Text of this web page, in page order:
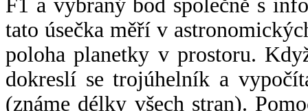
F1 a vybraný bod společně s
tato úsečka měří v
poloha planetky v prostoru.
dokreslí se trojúhelník a
(známe délky všech stran).